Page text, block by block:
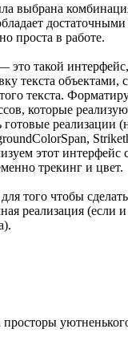
выбрана
проста в работе.
это такой
текста объектами,
текста.
которые
готовые реализации
этот интерфейс
трекинг и цвет.
того чтобы
реализация (если и